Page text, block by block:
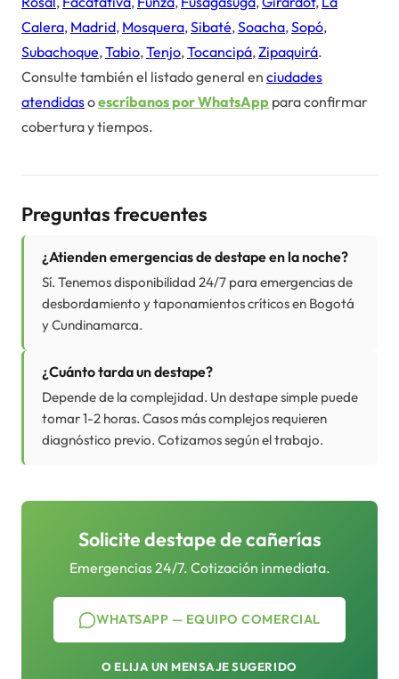
Calera, Madrid, Mosquera,Sibaté,Soacha,Sopó,
Subachoque,Tabio,Tenjo,Tocancipá,Zipaquirá.
Consulte también el listado general en ciudades
atendidasoescríbanos por WhatsApp para confirmar
cobertura y tiempos.
Preguntas frecuentes
¿Atienden emergencias de destape en la noche?
Sí. Tenemos disponibilidad 24/7 para emergencias de
desbordamiento y taponamientos críticos en Bogotá
y Cundinamarca.
¿Cuánto tarda un destape?
Depende de la complejidad. Un destape simple puede
tomar 1-2 horas. Casos más complejos requieren
diagnóstico previo. Cotizamos según el trabajo.
Solicite destape de cañerías
Emergencias 24/7. Cotización inmediata.
WHATSAPP — EQUIPO COMERCIAL
O ELIJA UN MENSAJE SUGERIDO